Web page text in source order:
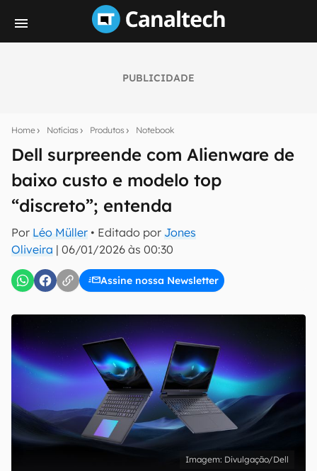
PUBLICIDADE
Home Notícias Produtos Notebook
Dell surpreende com Alienware de
baixo custo e modelo top
“discreto”; entenda
Por Léo Müller • Editado por Jones
Oliveira | 06/01/2026 às 00:30
Assine nossa Newsletter
notícias e reviews sobre tecnologia em primeira
mão.
E-mail
inscreva-se
Confirmo que li, aceito e concordo com os Termos de
Uso e Política de Privacidade do Canaltech.
Divulgação/Dell